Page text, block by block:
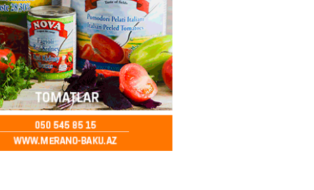
şok açıqlama: Qara və Azov
120 min delfin məhv olub
- 18:19 300
bağlı bu qaydalar
– Əkrəm Həsənovdan